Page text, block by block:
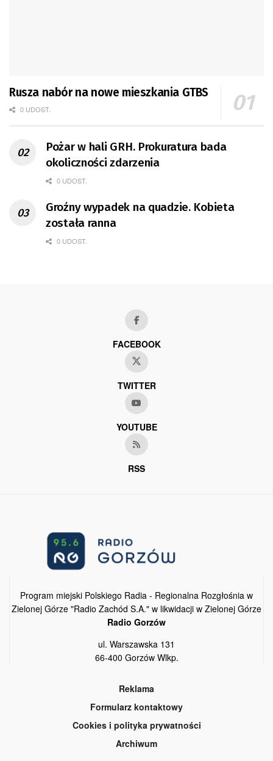
Rusza nabór na nowe mieszkania GTBS
0 UDOST.
Pożar w hali GRH. Prokuratura bada
okoliczności zdarzenia
0 UDOST.
Groźny wypadek na quadzie. Kobieta
została ranna
0 UDOST.
FACEBOOK
TWITTER
YOUTUBE
RSS
Program miejski Polskiego Radia - Regionalna Rozgłośnia w
Zielonej Górze "Radio Zachód S.A." w likwidacji w Zielonej Górze
Radio Gorzów
ul. Warszawska 131
66-400 Gorzów Wlkp.
Reklama
Formularz kontaktowy
Cookies i polityka prywatności
Archiwum